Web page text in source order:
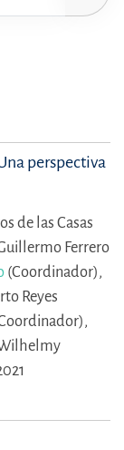
perspectiva
de las Casas
Ferrero
(Coordinador),
Reyes